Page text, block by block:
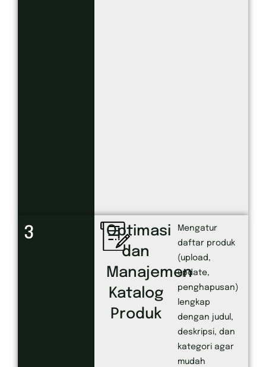
3
Optimasi
dan
Manajemen
Katalog
Produk
Mengatur
daftar produk
(upload,
update,
penghapusan)
lengkap
dengan judul,
deskripsi, dan
kategori agar
mudah